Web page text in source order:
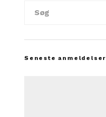
Seneste anmeldelser